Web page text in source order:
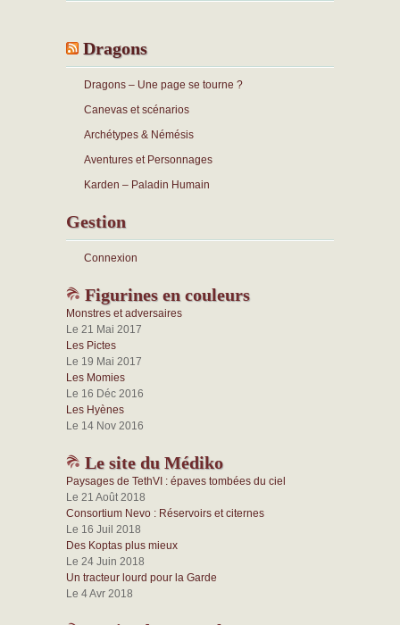
Dragons
Dragons – Une page se tourne ?
Canevas et scénarios
Archétypes & Némésis
Aventures et Personnages
Karden – Paladin Humain
Gestion
Connexion
Figurines en couleurs
Monstres et adversaires
Le 21 Mai 2017
Les Pictes
Le 19 Mai 2017
Les Momies
Le 16 Déc 2016
Les Hyènes
Le 14 Nov 2016
Le site du Médiko
Paysages de TethVI : épaves tombées du ciel
Le 21 Août 2018
Consortium Nevo : Réservoirs et citernes
Le 16 Juil 2018
Des Koptas plus mieux
Le 24 Juin 2018
Un tracteur lourd pour la Garde
Le 4 Avr 2018